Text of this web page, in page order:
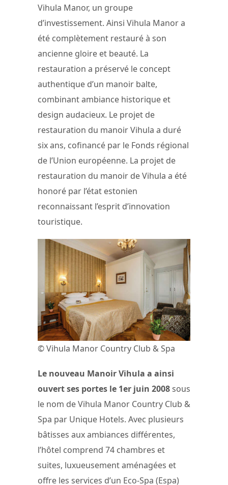
Vihula Manor, un groupe
d’investissement. Ainsi Vihula Manor a
été complètement restauré à son
ancienne gloire et beauté. La
restauration a préservé le concept
authentique d’un manoir balte,
combinant ambiance historique et
design audacieux. Le projet de
restauration du manoir Vihula a duré
six ans, cofinancé par le Fonds régional
de l’Union européenne. La projet de
restauration du manoir de Vihula a été
honoré par l’état estonien
reconnaissant l’esprit d’innovation
touristique.
© Vihula Manor Country Club & Spa
Le nouveau Manoir Vihula a ainsi
ouvert ses portes le 1er juin 2008sous
le nom de Vihula Manor Country Club &
Spa par Unique Hotels. Avec plusieurs
bâtisses aux ambiances différentes,
l’hôtel comprend 74 chambres et
suites, luxueusement aménagées et
offre les services d’un Eco-Spa (Espa)